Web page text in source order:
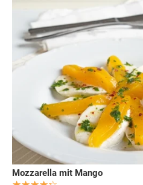
Mozzarella mit Mango